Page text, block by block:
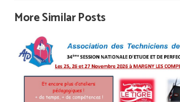
More Similar Posts